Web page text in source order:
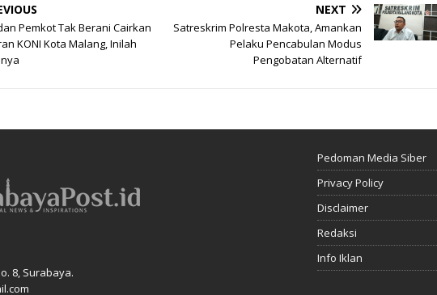
Pemkot Tak Berani Cairkan
KONI Kota Malang, Inilah
NEXT
Satreskrim Polresta Makota, Amankan
Pelaku Pencabulan Modus
Pengobatan Alternatif
8, Surabaya.
Pedoman Media Siber
Privacy Policy
Disclaimer
Redaksi
Info Iklan